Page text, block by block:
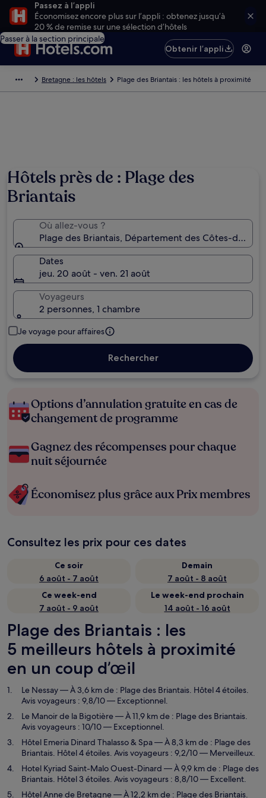
Passez à l’appli
Économisez encore plus sur l’appli : obtenez jusqu’à
20 % de remise sur une sélection d’hôtels
Passer à la section principale
Obtenir l’appli
Bretagne : les hôtels Plage des Briantais : les hôtels à proximité
Hôtels près de : Plage des
Briantais
Où allez-vous ?
Plage des Briantais, Département des Côtes-
Dates
jeu. 20 août - ven. 21 août
Voyageurs
2 personnes, 1 chambre
Je voyage pour affaires
Rechercher
Options d’annulation gratuite en cas de
changement de programme
Gagnez des récompenses pour chaque
nuit séjournée
Économisez plus grâce aux Prix membres
Consultez les prix pour ces dates
Ce soir
6 août - 7 août
Demain
7 août - 8 août
Ce week-end
7 août - 9 août
Le week-end prochain
14 août - 16 août
Plage des Briantais : les
5 meilleurs hôtels à proximité
en un coup d’œil
Le Nessay— À 3,6 km de : Plage des Briantais. Hôtel 4 étoiles.
Avis voyageurs : 9,8/10 — Exceptionnel.
Le Manoir de la Bigotière— À 11,9 km de : Plage des Briantais.
Avis voyageurs : 10/10 — Exceptionnel.
Hôtel Emeria Dinard Thalasso & Spa— À 8,3 km de : Plage des
Briantais. Hôtel 4 étoiles. Avis voyageurs : 9,2/10 — Merveilleux.
Hotel Kyriad Saint-Malo Ouest-Dinard — À 9,9 km de : Plage des
Briantais. Hôtel 3 étoiles. Avis voyageurs : 8,8/10 — Excellent.
Hôtel Anne de Bretagne— À 12,2 km de : Plage des Briantais.